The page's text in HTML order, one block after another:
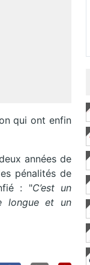
qui ont enfin
années de
pénalités de
: "C’est un
longue et un